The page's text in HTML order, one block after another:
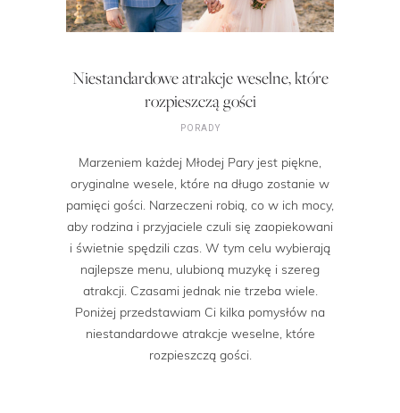
Niestandardowe atrakcje weselne, które
rozpieszczą gości
PORADY
Marzeniem każdej Młodej Pary jest piękne,
oryginalne wesele, które na długo zostanie w
pamięci gości. Narzeczeni robią, co w ich mocy,
aby rodzina i przyjaciele czuli się zaopiekowani
i świetnie spędzili czas. W tym celu wybierają
najlepsze menu, ulubioną muzykę i szereg
atrakcji. Czasami jednak nie trzeba wiele.
Poniżej przedstawiam Ci kilka pomysłów na
niestandardowe atrakcje weselne, które
rozpieszczą gości.